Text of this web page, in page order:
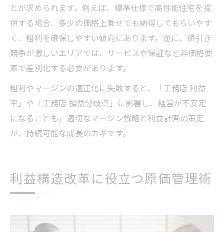
とが求められます。例えば、標準仕様で高性能住宅を提
供する場合、多少の価格上乗せでも納得してもらいやす
く、粗利を確保しやすい傾向にあります。逆に、値引き
競争が激しいエリアでは、サービスや保証など非価格要
素で差別化する必要があります。
粗利やマージンの適正化に失敗すると、「工務店 利益
率」や「工務店 損益分岐点」に影響し、経営が不安定
になることも。適切なマージン戦略と利益計画の策定
が、持続可能な成長のカギです。
利益構造改革に役立つ原価管理術